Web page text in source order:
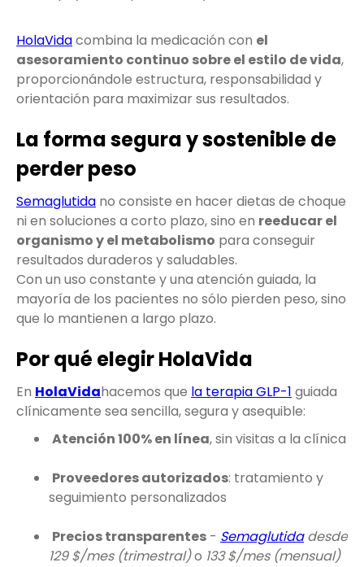
HolaVidacombina la medicación con el
asesoramiento continuo sobre el estilo de vida,
proporcionándole estructura, responsabilidad y
orientación para maximizar sus resultados.
La forma segura y sostenible de
perder peso
Semaglutida no consiste en hacer dietas de choque
ni en soluciones a corto plazo, sino en reeducar el
organismo y el metabolismo para conseguir
resultados duraderos y saludables.
Con un uso constante y una atención guiada, la
mayoría de los pacientes no sólo pierden peso, sino
que lo mantienen a largo plazo.
Por qué elegir HolaVida
En HolaVidahacemos que la terapia GLP-1 guiada
clínicamente sea sencilla, segura y asequible:
Atención 100% en línea, sin visitas a la clínica
Proveedores autorizados: tratamiento y
seguimiento personalizados
Precios transparentes - Semaglutidadesde
129 $/mes (trimestral)o 133 $/mes (mensual)